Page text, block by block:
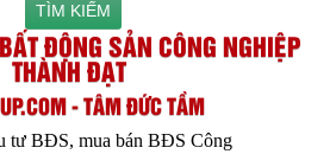
TÌM KIẾM
ĐỘNG SẢN CÔNG NGHIỆP
THÀNH ĐẠT
- TÂM ĐỨC TẦM
tư BĐS, mua bán BĐS Công